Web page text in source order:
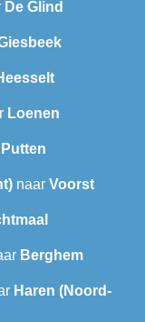
De Glind
Loenen
Putten
naar Voorst
Berghem
Haren (Noord-